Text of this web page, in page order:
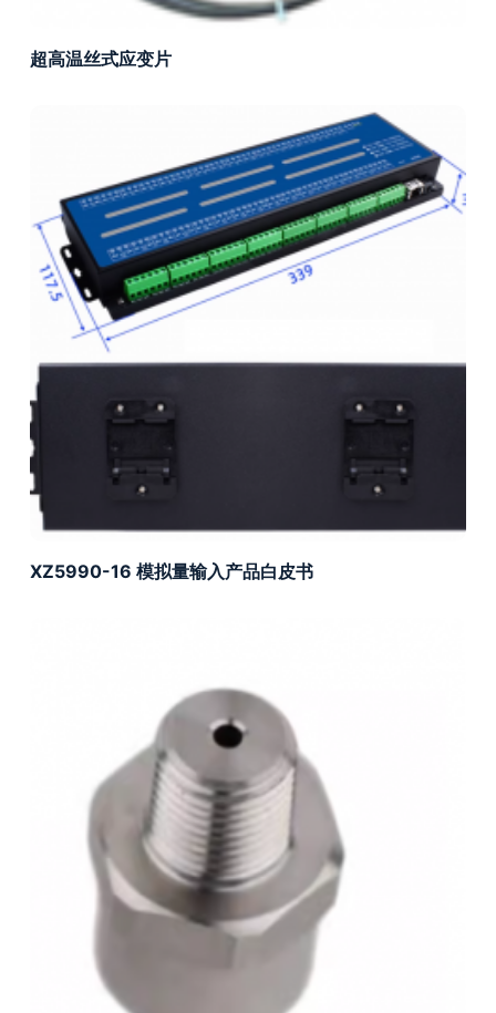
超高温丝式应变片
XZ5990-16 模拟量输入产品白皮书